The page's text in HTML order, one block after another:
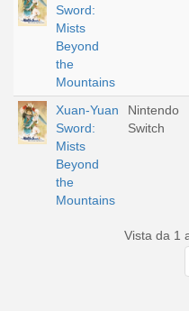
Sword:
Mists
Beyond
the
Mountains
Xuan-Yuan
Sword:
Mists
Beyond
the
Mountains
Nintendo
Switch
Vista da 1